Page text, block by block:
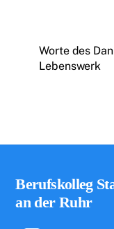
Worte des
Lebenswerk
Berufskolleg
an der Ruhr